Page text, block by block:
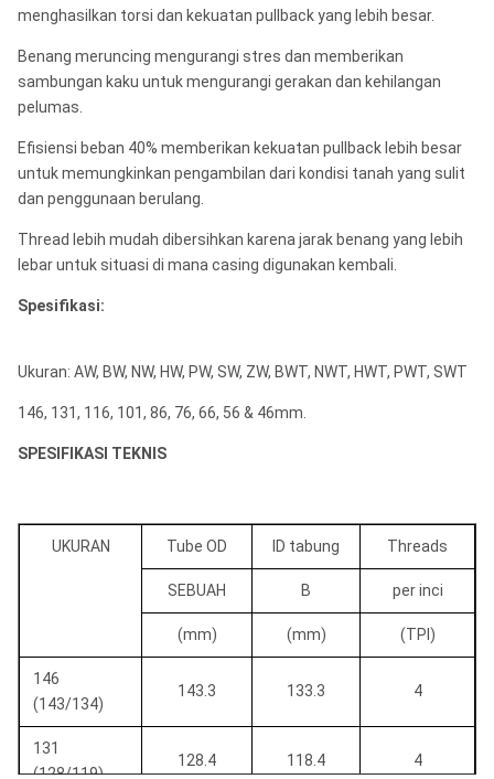
menghasilkan torsi dan kekuatan pullback yang lebih besar.
Benang meruncing mengurangi stres dan memberikan
sambungan kaku untuk mengurangi gerakan dan kehilangan
pelumas.
Efisiensi beban 40% memberikan kekuatan pullback lebih besar
untuk memungkinkan pengambilan dari kondisi tanah yang sulit
dan penggunaan berulang.
Thread lebih mudah dibersihkan karena jarak benang yang lebih
lebar untuk situasi di mana casing digunakan kembali.
Spesifikasi:
Ukuran: AW, BW, NW, HW, PW, SW, ZW, BWT, NWT, HWT, PWT, SWT
146, 131, 116, 101, 86, 76, 66, 56 & 46mm.
SPESIFIKASI TEKNIS
UKURAN Tube OD ID tabung Threads
SEBUAH B per inci
(mm) (mm) (TPI)
146
(143/134)
143.3 133.3 4
131
(128/119)
128.4 118.4 4